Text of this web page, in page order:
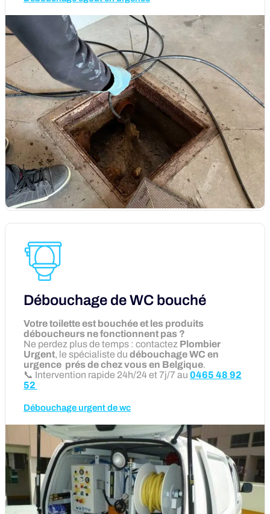
Débouchage de WC bouché
Votre toilette est bouchée et les produits
déboucheurs ne fonctionnent pas ?
Ne perdez plus de temps : contactez Plombier
Urgent, le spécialiste du débouchage WC en
urgence prés de chez vous en Belgique.
📞 Intervention rapide 24h/24 et 7j/7 au 0465 48 92
52
Débouchage urgent de wc